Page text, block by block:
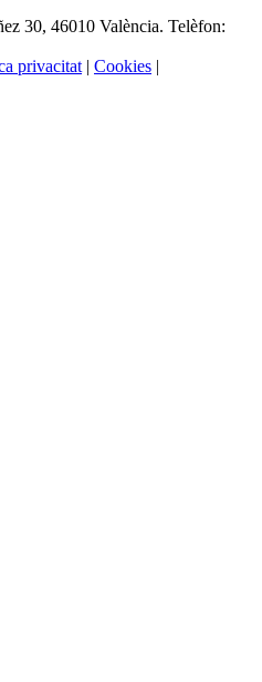
30, 46010 València. Telèfon:
privacitat| Cookies